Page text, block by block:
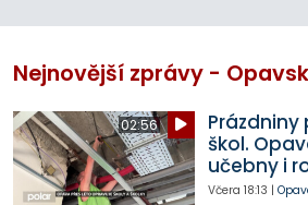
Nejnovější zprávy -
02:56
škol.
učebny i
Včera 18:13 |